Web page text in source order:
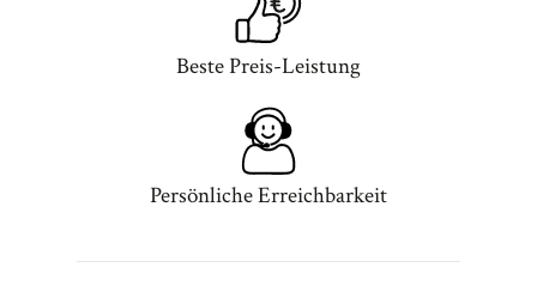
Beste Preis-Leistung
Persönliche Erreichbarkeit